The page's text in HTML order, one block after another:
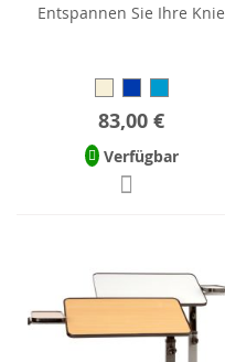
Entspannen Sie Ihre Knie
83,00 €
Verfügbar